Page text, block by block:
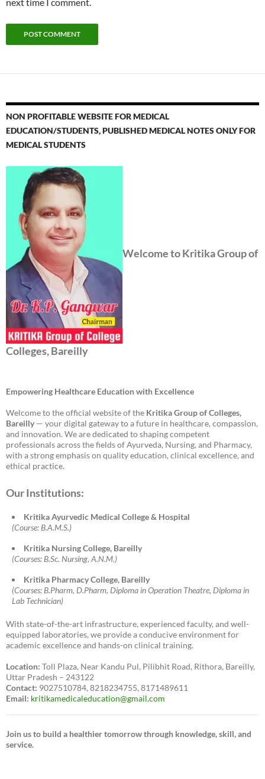
NON PROFITABLE WEBSITE FOR MEDICAL
EDUCATION/STUDENTS, PUBLISHED MEDICAL NOTES ONLY FOR
MEDICAL STUDENTS
Welcome to Kritika Group of
Colleges, Bareilly
Empowering Healthcare Education with Excellence
Welcome to the official website of the Kritika Group of Colleges,
Bareilly — your digital gateway to a future in healthcare, compassion,
and innovation. We are dedicated to shaping competent
professionals across the fields of Ayurveda, Nursing, and Pharmacy,
with a strong emphasis on quality education, clinical excellence, and
ethical practice.
Our Institutions:
Kritika Ayurvedic Medical College & Hospital
(Course: B.A.M.S.)
Kritika Nursing College, Bareilly
(Courses: B.Sc. Nursing, A.N.M.)
Kritika Pharmacy College, Bareilly
(Courses: B.Pharm, D.Pharm, Diploma in Operation Theatre, Diploma in
Lab Technician)
With state-of-the-art infrastructure, experienced faculty, and well-
equipped laboratories, we provide a conducive environment for
academic excellence and hands-on clinical training.
Location: Toll Plaza, Near Kandu Pul, Pilibhit Road, Rithora, Bareilly,
Uttar Pradesh – 243122
Contact: 9027510784, 8218234755, 8171489611
Email: kritikamedicaleducation@gmail.com
Join us to build a healthier tomorrow through knowledge, skill, and
service.